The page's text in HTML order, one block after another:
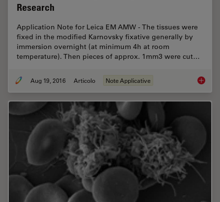
Research
Application Note for Leica EM AMW - The tissues were
fixed in the modified Karnovsky fixative generally by
immersion overnight (at minimum 4h at room
temperature). Then pieces of approx. 1mm3 were cut…
Aug 19, 2016 Articolo Note Applicative Epoxy